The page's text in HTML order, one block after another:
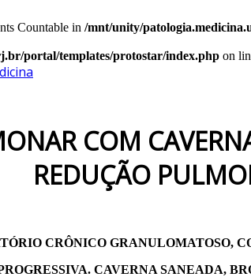
Countable in /mnt/unity/
portal/templates/protostar/index.php on
COM
REDUÇÃO
CRÔNICO GRANULOMATOSO,
CAVERNA SANEADA,